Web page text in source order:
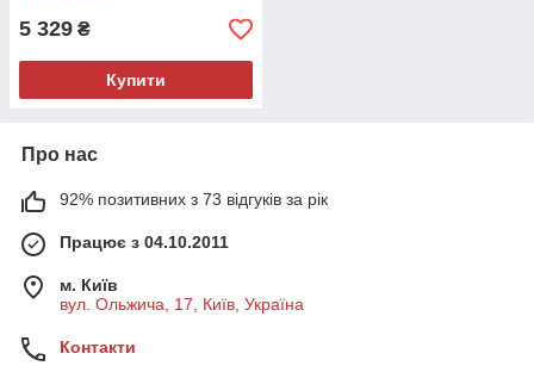
5 329 ₴
Купити
Про нас
92% позитивних з 73 відгуків за рік
Працює з 04.10.2011
м. Київ
вул. Ольжича, 17, Київ, Україна
Контакти